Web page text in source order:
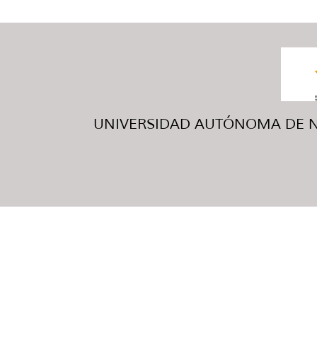
UNIVERSIDAD AUTÓNOMA DE